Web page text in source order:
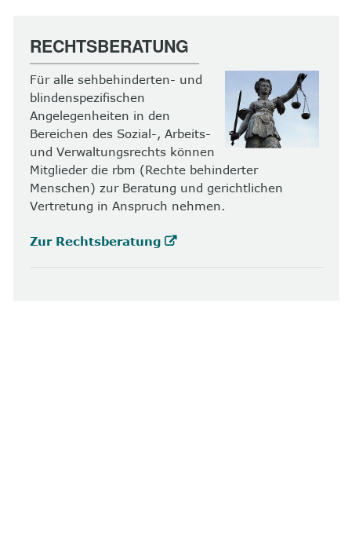
RECHTSBERATUNG
Für alle sehbehinderten- und
blindenspezifischen
Angelegenheiten in den
Bereichen des Sozial-, Arbeits-
und Verwaltungsrechts können
Mitglieder die rbm (Rechte behinderter
Menschen) zur Beratung und gerichtlichen
Vertretung in Anspruch nehmen.
Zur Rechtsberatung